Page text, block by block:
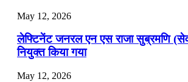
May 12, 2026
लेफ्टिनेंट जनरल एन एस राजा सुब्रमणि
नियुक्त किया गया
May 12, 2026